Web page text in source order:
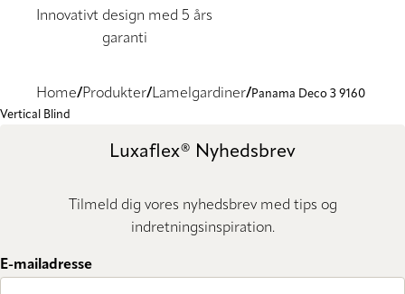
Innovativt design med 5 års
garanti
Home Produkter Lamelgardiner
Panama Deco 3 9160
Vertical Blind
Luxaflex® Nyhedsbrev
Tilmeld dig vores nyhedsbrev med tips og
indretningsinspiration.
E-mailadresse